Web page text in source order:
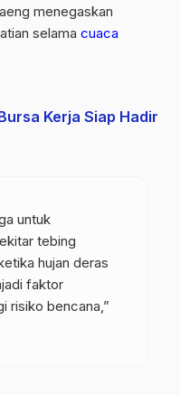
menegaskan
selama cuaca
Kerja Siap Hadir
untuk
tebing
hujan deras
faktor
risiko bencana,”